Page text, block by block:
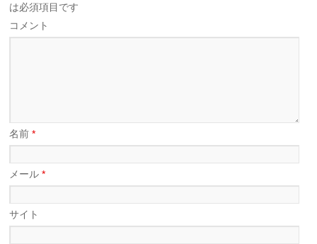
は必須項目です
コメント
名前*
メール*
サイト